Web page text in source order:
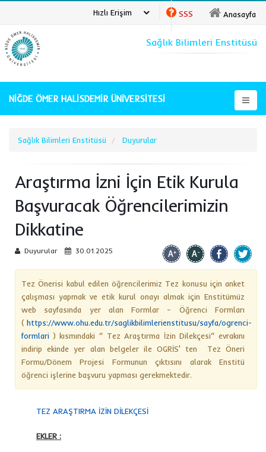
Anasayfa
SSS
Hızlı Erişim
NİĞDE ÖMER HALİSDEMİR ÜNİVERSİTESİ
Sağlık Bilimleri Enstitüsü
Sağlık Bilimleri Enstitüsü Duyurular
Araştırma İzni İçin Etik Kurula
Başvuracak Öğrencilerimizin
Dikkatine
Duyurular 30.01.2025
Tez Önerisi kabul edilen öğrencilerimiz Tez konusu için anket
çalışması yapmak ve etik kurul onayı almak için Enstitümüz
web sayfasında yer alan Formlar – Öğrenci Formları
( https://www.ohu.edu.tr/saglikbilimlerienstitusu/sayfa/ogrenci-
formlari ) kısmındaki “ Tez Araştırma İzin Dilekçesi“ evrakını
indirip ekinde yer alan belgeler ile OGRİS' ten Tez Öneri
Formu/Dönem Projesi Formunun çıktısını alarak Enstitü
öğrenci işlerine başvuru yapması gerekmektedir.
TEZ ARAŞTIRMA İZİN DİLEKÇESİ
EKLER :